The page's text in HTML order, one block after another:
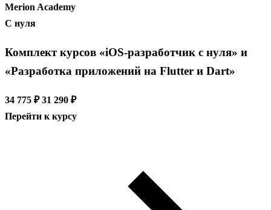
Merion Academy
С нуля
Комплект курсов «iOS-разработчик с нуля» и
«Разработка приложений на Flutter и Dart»
34 775 ₽ 31 290 ₽
Перейти к курсу